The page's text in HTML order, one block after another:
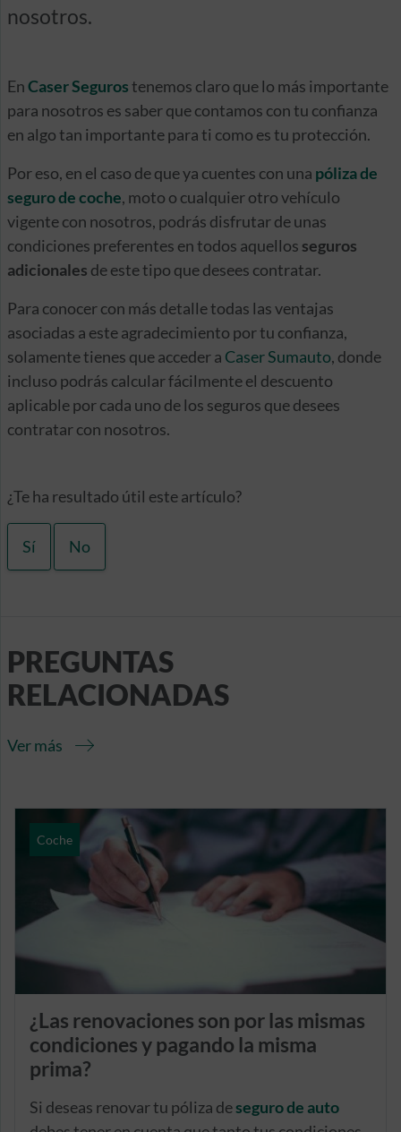
nosotros.
EnCaser Segurostenemos claro que lo más importante
para nosotros es saber que contamos con tu confianza
en algo tan importante para ti como es tu protección.
Por eso, en el caso de que ya cuentes con una póliza de
seguro de coche, moto o cualquier otro vehículo
vigente con nosotros, podrás disfrutar de unas
condiciones preferentes en todos aquellos seguros
adicionales de este tipo que desees contratar.
Para conocer con más detalle todas las ventajas
asociadas a este agradecimiento por tu confianza,
solamente tienes que acceder a Caser Sumauto, donde
incluso podrás calcular fácilmente el descuento
aplicable por cada uno de los seguros que desees
contratar con nosotros.
¿Te ha resultado útil este artículo?
Sí No
PREGUNTAS
RELACIONADAS
Ver más
Coche
¿Las renovaciones son por las mismas
condiciones y pagando la misma
prima?
Si deseas renovar tu póliza deseguro de auto